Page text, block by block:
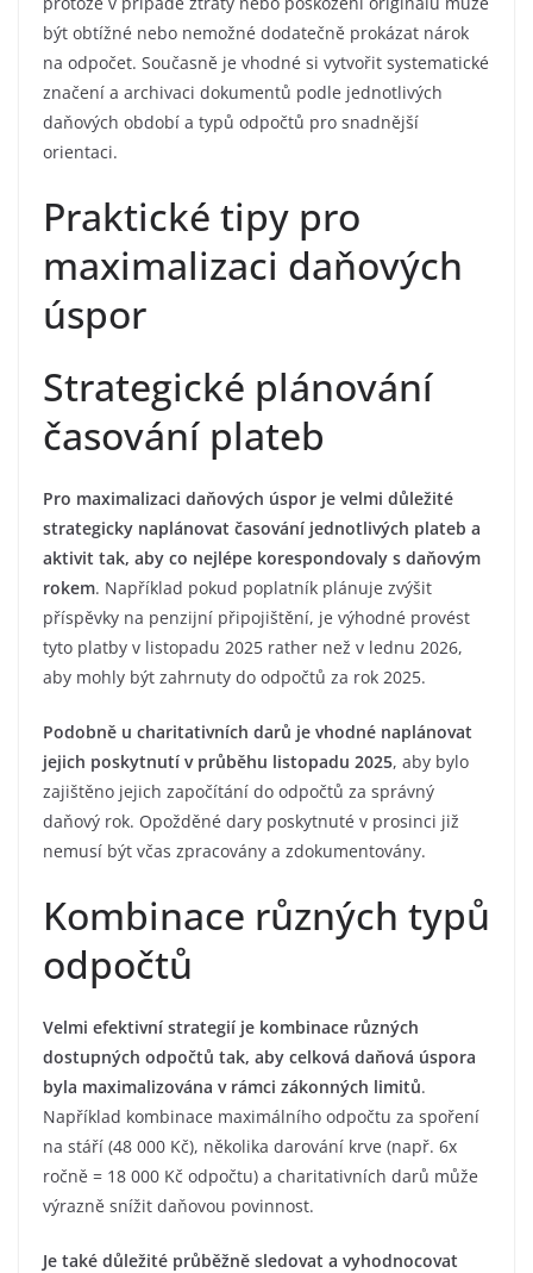
být obtížné nebo nemožné dodatečně prokázat nárok
na odpočet. Současně je vhodné si vytvořit systematické
značení a archivaci dokumentů podle jednotlivých
daňových období a typů odpočtů pro snadnější
orientaci.
Praktické tipy pro
maximalizaci daňových
úspor
Strategické plánování
časování plateb
Pro maximalizaci daňových úspor je velmi důležité
strategicky naplánovat časování jednotlivých plateb a
aktivit tak, aby co nejlépe korespondovaly s daňovým
rokem. Například pokud poplatník plánuje zvýšit
příspěvky na penzijní připojištění, je výhodné provést
tyto platby v listopadu 2025 rather než v lednu 2026,
aby mohly být zahrnuty do odpočtů za rok 2025.
Podobně u charitativních darů je vhodné naplánovat
jejich poskytnutí v průběhu listopadu 2025, aby bylo
zajištěno jejich započítání do odpočtů za správný
daňový rok. Opožděné dary poskytnuté v prosinci již
nemusí být včas zpracovány a zdokumentovány.
Kombinace různých typů
odpočtů
Velmi efektivní strategií je kombinace různých
dostupných odpočtů tak, aby celková daňová úspora
byla maximalizována v rámci zákonných limitů.
Například kombinace maximálního odpočtu za spoření
na stáří (48 000 Kč), několika darování krve (např. 6x
ročně = 18 000 Kč odpočtu) a charitativních darů může
výrazně snížit daňovou povinnost.
Je také důležité průběžně sledovat a vyhodnocovat